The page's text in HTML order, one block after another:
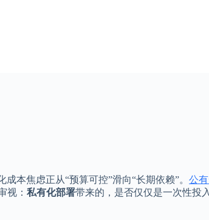
本焦虑正从“预算可控”滑向“长期依赖”。 公
视： 私有化部署带来的，是否仅仅是一次性投